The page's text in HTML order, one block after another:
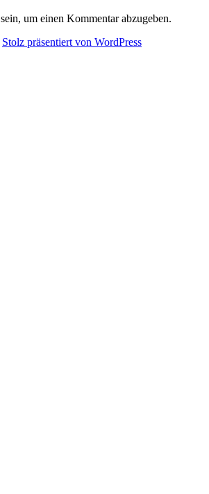
sein, um einen Kommentar abzugeben.
Stolz präsentiert von WordPress